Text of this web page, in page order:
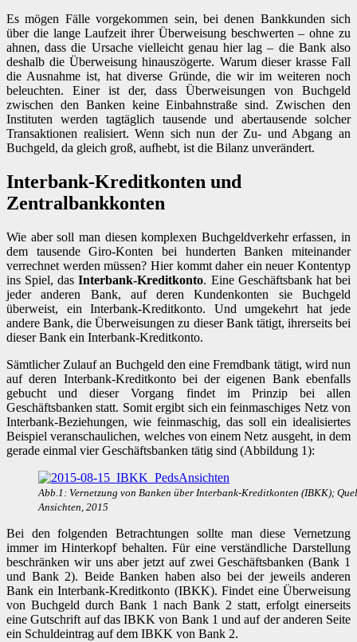
Es mögen Fälle vorgekommen sein, bei denen Bankkunden sich
über die lange Laufzeit ihrer Überweisung beschwerten – ohne zu
ahnen, dass die Ursache vielleicht genau hier lag – die Bank also
deshalb die Überweisung hinauszögerte. Warum dieser krasse Fall
die Ausnahme ist, hat diverse Gründe, die wir im weiteren noch
beleuchten. Einer ist der, dass Überweisungen von Buchgeld
zwischen den Banken keine Einbahnstraße sind. Zwischen den
Instituten werden tagtäglich tausende und abertausende solcher
Transaktionen realisiert. Wenn sich nun der Zu- und Abgang an
Buchgeld, da gleich groß, aufhebt, ist die Bilanz unverändert.
Interbank-Kreditkonten und
Zentralbankkonten
Wie aber soll man diesen komplexen Buchgeldverkehr erfassen, in
dem tausende Giro-Konten bei hunderten Banken miteinander
verrechnet werden müssen? Hier kommt daher ein neuer Kontentyp
ins Spiel, dasInterbank-Kreditkonto. Eine Geschäftsbank hat bei
jeder anderen Bank, auf deren Kundenkonten sie Buchgeld
überweist, ein Interbank-Kreditkonto. Und umgekehrt hat jede
andere Bank, die Überweisungen zu dieser Bank tätigt, ihrerseits bei
dieser Bank ein Interbank-Kreditkonto.
Sämtlicher Zulauf an Buchgeld den eine Fremdbank tätigt, wird nun
auf deren Interbank-Kreditkonto bei der eigenen Bank ebenfalls
gebucht und dieser Vorgang findet im Prinzip bei allen
Geschäftsbanken statt. Somit ergibt sich ein feinmaschiges Netz von
Interbank-Beziehungen, wie feinmaschig, das soll ein idealisiertes
Beispiel veranschaulichen, welches von einem Netz ausgeht, in dem
gerade einmal vier Geschäftsbanken tätig sind (Abbildung 1):
Abb.1: Vernetzung von Banken über Interbank-Kreditkonten (IBKK);
Ansichten, 2015
Bei den folgenden Betrachtungen sollte man diese Vernetzung
immer im Hinterkopf behalten. Für eine verständliche Darstellung
beschränken wir uns aber jetzt auf zwei Geschäftsbanken (Bank 1
und Bank 2). Beide Banken haben also bei der jeweils anderen
Bank ein Interbank-Kreditkonto (IBKK). Findet eine Überweisung
von Buchgeld durch Bank 1 nach Bank 2 statt, erfolgt einerseits
eine Gutschrift auf das IBKK von Bank 1 und auf der anderen Seite
ein Schuldeintrag auf dem IBKK von Bank 2.